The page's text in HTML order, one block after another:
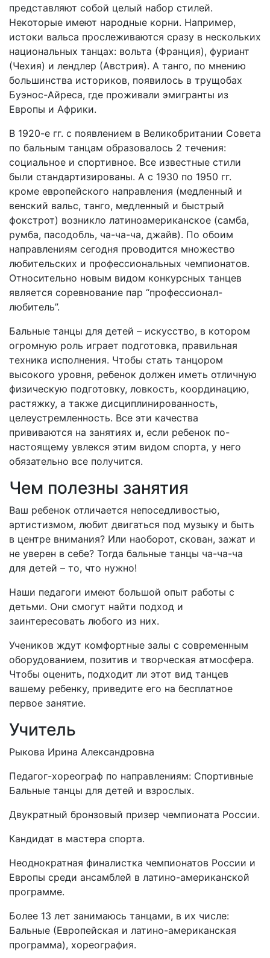
представляют собой целый набор стилей.
Некоторые имеют народные корни. Например,
истоки вальса прослеживаются сразу в нескольких
национальных танцах: вольта (Франция), фуриант
(Чехия) и лендлер (Австрия). А танго, по мнению
большинства историков, появилось в трущобах
Буэнос-Айреса, где проживали эмигранты из
Европы и Африки.
В 1920-е гг. с появлением в Великобритании Совета
по бальным танцам образовалось 2 течения:
социальное и спортивное. Все известные стили
были стандартизированы. А с 1930 по 1950 гг.
кроме европейского направления (медленный и
венский вальс, танго, медленный и быстрый
фокстрот) возникло латиноамериканское (самба,
румба, пасодобль, ча-ча-ча, джайв). По обоим
направлениям сегодня проводится множество
любительских и профессиональных чемпионатов.
Относительно новым видом конкурсных танцев
является соревнование пар “профессионал-
любитель”.
Бальные танцы для детей – искусство, в котором
огромную роль играет подготовка, правильная
техника исполнения. Чтобы стать танцором
высокого уровня, ребенок должен иметь отличную
физическую подготовку, ловкость, координацию,
растяжку, а также дисциплинированность,
целеустремленность. Все эти качества
прививаются на занятиях и, если ребенок по-
настоящему увлекся этим видом спорта, у него
обязательно все получится.
Чем полезны занятия
Ваш ребенок отличается непоседливостью,
артистизмом, любит двигаться под музыку и быть
в центре внимания? Или наоборот, скован, зажат и
не уверен в себе? Тогда бальные танцы ча-ча-ча
для детей – то, что нужно!
Наши педагоги имеют большой опыт работы с
детьми. Они смогут найти подход и
заинтересовать любого из них.
Учеников ждут комфортные залы с современным
оборудованием, позитив и творческая атмосфера.
Чтобы оценить, подходит ли этот вид танцев
вашему ребенку, приведите его на бесплатное
первое занятие.
Учитель
Рыкова Ирина Александровна
Педагог-хореограф по направлениям: Спортивные
Бальные танцы для детей и взрослых.
Двукратный бронзовый призер чемпионата России.
Кандидат в мастера спорта.
Неоднократная финалистка чемпионатов России и
Европы среди ансамблей в латино-американской
программе.
Более 13 лет занимаюсь танцами, в их числе:
Бальные (Европейская и латино-американская
программа), хореография.